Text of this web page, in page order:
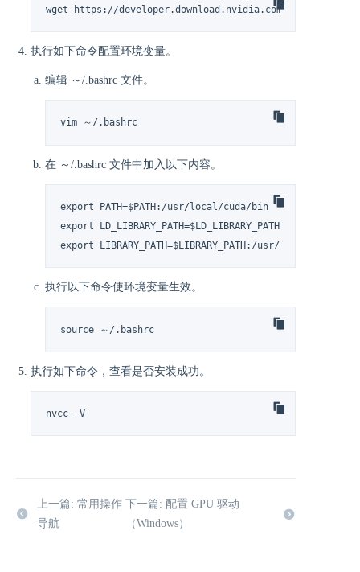
wget https://developer.download.nvidia.com/compute/
执行如下命令配置环境变量。
编辑 ～/.bashrc 文件。
vim ～/.bashrc
在 ～/.bashrc 文件中加入以下内容。
export PATH=$PATH:/usr/local/cuda/bin
export LD_LIBRARY_PATH=$LD_LIBRARY_PATH:/usr/local/
export LIBRARY_PATH=$LIBRARY_PATH:/usr/local/cuda/
执行以下命令使环境变量生效。
source ～/.bashrc
执行如下命令，查看是否安装成功。
nvcc -V
上一篇: 常用操作
导航
下一篇: 配置 GPU 驱动
（Windows）